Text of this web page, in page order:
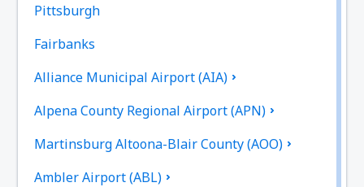
Pittsburgh
Fairbanks
Alliance Municipal Airport (AIA)
Alpena County Regional Airport (APN)
Martinsburg Altoona-Blair County (AOO)
Ambler Airport (ABL)